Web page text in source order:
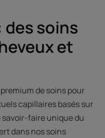
des soins
et
de soins pour
capillaires basés sur
faire unique du
dans nos soins